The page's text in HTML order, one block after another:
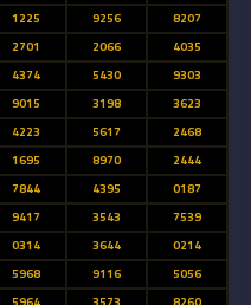
1225 9256
8207
2701 2066
4035
4374 5430
9303
9015 3198
3623
4223 5617
2468
1695 8970
2444
7844 4395
0187
9417 3543
7539
0314 3644
0214
5968 9116
5056